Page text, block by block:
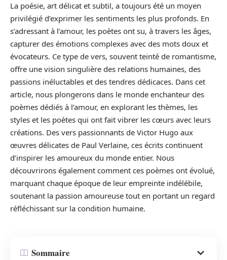
La poésie, art délicat et subtil, a toujours été un moyen
privilégié d’exprimer les sentiments les plus profonds. En
s’adressant à l’amour, les poètes ont su, à travers les âges,
capturer des émotions complexes avec des mots doux et
évocateurs. Ce type de vers, souvent teinté de romantisme,
offre une vision singulière des relations humaines, des
passions inéluctables et des tendres dédicaces. Dans cet
article, nous plongerons dans le monde enchanteur des
poèmes dédiés à l’amour, en explorant les thèmes, les
styles et les poètes qui ont fait vibrer les cœurs avec leurs
créations. Des vers passionnants de Victor Hugo aux
œuvres délicates de Paul Verlaine, ces écrits continuent
d’inspirer les amoureux du monde entier. Nous
découvrirons également comment ces poèmes ont évolué,
marquant chaque époque de leur empreinte indélébile,
soutenant la passion amoureuse tout en portant un regard
réfléchissant sur la condition humaine.
Sommaire